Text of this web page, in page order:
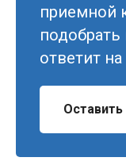
приемной
ответит
Оставить